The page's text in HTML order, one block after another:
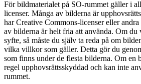
För bildmaterialet på SO-rummet gäller i
licenser. Många av bilderna är
har Creative Commons-licenser eller
av bilderna är helt fria att använda. Om
syfte, så måste du själv ta reda på om
vilka villkor som gäller. Detta gör du
som finns under de flesta bilderna. Om en
regel upphovsrättsskyddad och kan inte
rummet.